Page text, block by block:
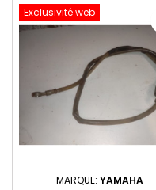
Exclusivité web
MARQUE: YAMAHA